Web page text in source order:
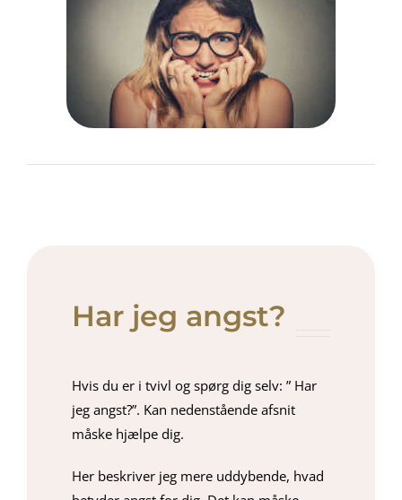
Har jeg angst?
Hvis du er i tvivl og spørg dig selv: ” Har
jeg angst?”. Kan nedenstående afsnit
måske hjælpe dig.
Her beskriver jeg mere uddybende, hvad